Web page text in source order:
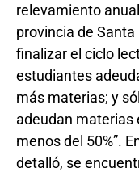
relevamiento
provincia de
finalizar el ciclo
estudiantes
más materias; y
adeudan materias
menos del 50%”.
detalló, se